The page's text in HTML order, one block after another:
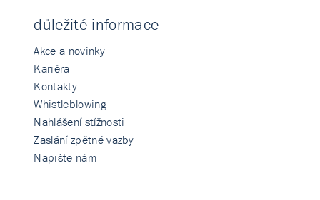
důležité informace
Akce a novinky
Kariéra
Kontakty
Whistleblowing
Nahlášení stížnosti
Zaslání zpětné vazby
Napište nám